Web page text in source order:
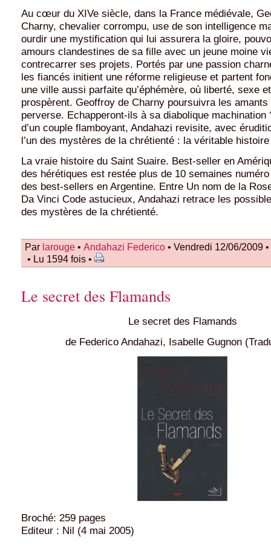
Au cœur du XIVe siècle, dans la France médiévale,
Charny, chevalier corrompu, use de son intelligence
ourdir une mystification qui lui assurera la gloire,
amours clandestines de sa fille avec un jeune moine
contrecarrer ses projets. Portés par une passion
les fiancés initient une réforme religieuse et partent
une ville aussi parfaite qu’éphémère, où liberté, sexe
prospèrent. Geoffroy de Charny poursuivra les amants
perverse. Echapperont-ils à sa diabolique
d’un couple flamboyant, Andahazi revisite, avec
l’un des mystères de la chrétienté : la véritable
La vraie histoire du Saint Suaire. Best-seller en
des hérétiques est restée plus de 10 semaines
des best-sellers en Argentine. Entre Un nom de la
Da Vinci Code astucieux, Andahazi retrace les
des mystères de la chrétienté.
Par larouge • Andahazi Federico • Vendredi 12/06/2009 •
• Lu 1594 fois •
Le secret des Flamands
Le secret des Flamands
de Federico Andahazi, Isabelle Gugnon
Broché: 259 pages
Editeur : Nil (4 mai 2005)